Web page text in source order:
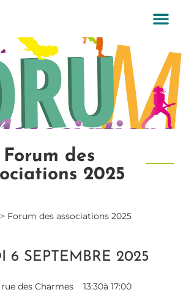
Forum des
2025
> Forum des associations 2025
6 SEPTEMBRE 2025
des Charmes 13:30à 17:00